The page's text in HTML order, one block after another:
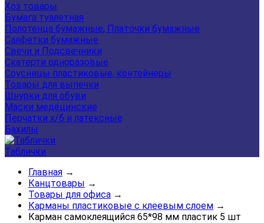
Хоз товары
Бумага туалетная
Полотенца бумажные, Платочки бумажные
Салфетки бумажные
Свечи и Подсвечники
Скатерти одноразовые
Соусницы пластиковые, контейнеры
Товары для выпечки
Шнурки для обуви
Маски медецинские
Перчатки х/б и латексные
Бахилы
Таблички
Главная →
Канцтовары →
Товары для офиса →
Карманы пластиковые с клеевым слоем →
Карман самоклеящийся 65*98 мм пластик 5 шт